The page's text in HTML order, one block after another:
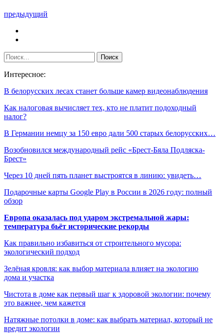
предыдущий
Интересное:
В белорусских лесах станет больше камер видеонаблюдения
Как налоговая вычисляет тех, кто не платит подоходный
налог?
В Германии немцу за 150 евро дали 500 старых белорусских…
Возобновился международный рейс «Брест-Бяла Подляска-
Брест»
Через 10 дней пять планет выстроятся в линию: увидеть…
Подарочные карты Google Play в России в 2026 году: полный
обзор
Европа оказалась под ударом экстремальной жары:
температура бьёт исторические рекорды
Как правильно избавиться от строительного мусора:
экологический подход
Зелёная кровля: как выбор материала влияет на экологию
дома и участка
Чистота в доме как первый шаг к здоровой экологии: почему
это важнее, чем кажется
Натяжные потолки в доме: как выбрать материал, который не
вредит экологии